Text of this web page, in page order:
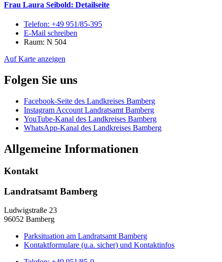
Frau Laura Seibold: Detailseite
Telefon: +49 951/85-395
E-Mail schreiben
Raum: N 504
Auf Karte anzeigen
Folgen Sie uns
Facebook-Seite des Landkreises Bamberg
Instagram Account Landratsamt Bamberg
YouTube-Kanal des Landkreises Bamberg
WhatsApp-Kanal des Landkreises Bamberg
Allgemeine Informationen
Kontakt
Landratsamt Bamberg
Ludwigstraße 23
96052 Bamberg
Parksituation am Landratsamt Bamberg
Kontaktformulare (u.a. sicher) und Kontaktinfos